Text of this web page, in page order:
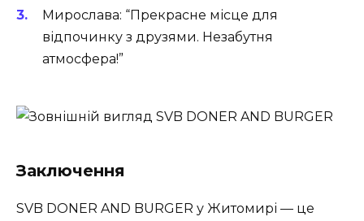
Мирослава: “Прекрасне місце для
відпочинку з друзями. Незабутня
атмосфера!”
Заключення
SVB DONER AND BURGER у Житомирі — це